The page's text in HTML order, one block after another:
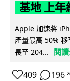
基地 上
Apple 加速將
產量最高 50%
長至 204...
閱
409 196 ↗